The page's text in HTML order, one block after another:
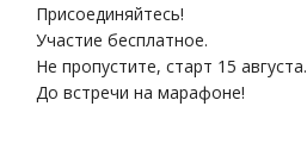
Присоединяйтесь!
Участие бесплатное.
Не пропустите, старт 15 августа.
До встречи на марафоне!